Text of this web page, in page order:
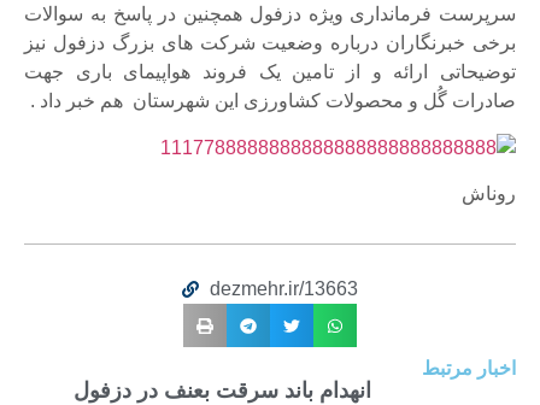
سرپرست فرمانداری ویژه دزفول همچنین در پاسخ به سوالات
برخی خبرنگاران درباره وضعیت شرکت های بزرگ دزفول نیز
توضیحاتی ارائه و از تامین یک فروند هواپیمای باری جهت
صادرات گُل و محصولات کشاورزی این شهرستان هم خبر داد .
روناش
dezmehr.ir/13663
اخبار مرتبط
انهدام باند سرقت بعنف در دزفول